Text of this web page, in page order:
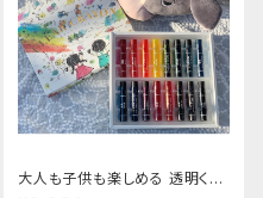
大人も子供も楽しめる 透明くれ